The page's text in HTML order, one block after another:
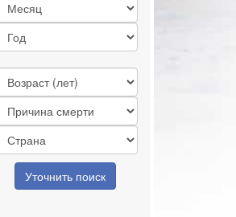
Уточнить поиск